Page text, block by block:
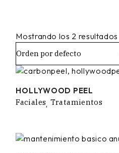
Mostrando los 2 resultados
HOLLYWOOD PEEL
Faciales Tratamientos